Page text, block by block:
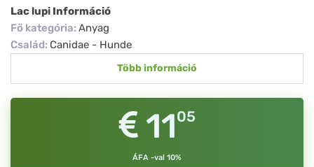
Lac lupi Információ
Fő kategória: Anyag
Család: Canidae - Hunde
Több információ
1105
ÁFA -val 10%